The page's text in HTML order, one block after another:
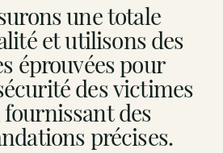
unetotale
etutilisonsdes
éprouvéespour
desvictimes
fournissantdes
précises.